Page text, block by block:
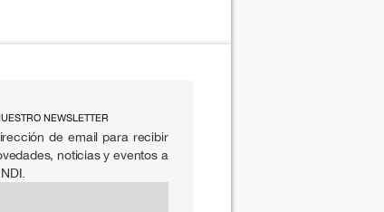
NEWSLETTER
de email para recibir
noticias y eventos a